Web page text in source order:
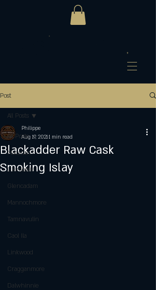
Post
All Posts
Macallan
Glenlossie
Glencadam
Mannochmore
Tamnavulin
Caol Ila
Linkwood
Cragganmore
Dalwhinnie
All Posts
Blackadder Raw Cask
Smoking Islay
Philippe
Aug 19, 20211 min read